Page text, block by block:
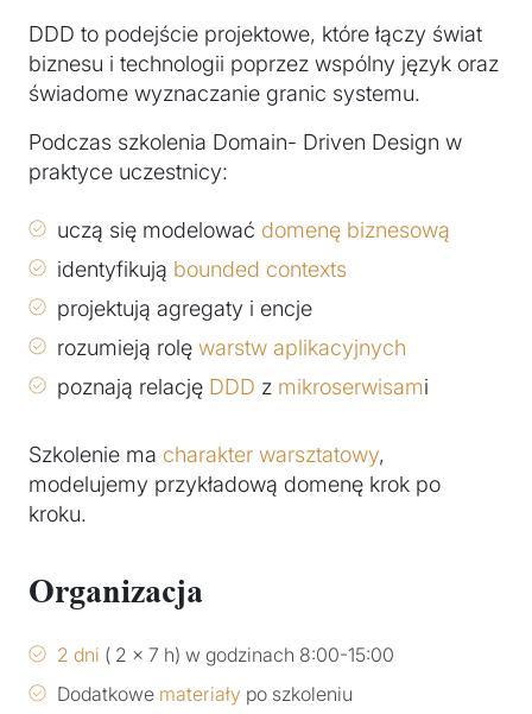
DDD to podejście projektowe, które łączy świat
biznesu i technologii poprzez wspólny język oraz
świadome wyznaczanie granic systemu.
Podczas szkolenia Domain- Driven Design w
praktyce uczestnicy:
uczą się modelować domenę biznesową
identyfikują bounded contexts
projektują agregaty i encje
rozumieją rolę warstw aplikacyjnych
poznają relację DDD z mikroserwisami
Szkolenie ma charakter warsztatowy,
modelujemy przykładową domenę krok po
kroku.
Organizacja
2 dni ( 2 x 7 h) w godzinach 8:00-15:00
Dodatkowe materiały po szkoleniu